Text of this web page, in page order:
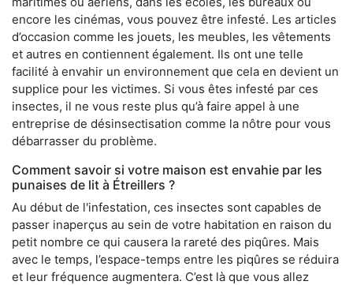
encore les cinémas, vous pouvez être infesté. Les articles
d’occasion comme les jouets, les meubles, les vêtements
et autres en contiennent également. Ils ont une telle
facilité à envahir un environnement que cela en devient un
supplice pour les victimes. Si vous êtes infesté par ces
insectes, il ne vous reste plus qu’à faire appel à une
entreprise de désinsectisation comme la nôtre pour vous
débarrasser du problème.
Comment savoir si votre maison est envahie par les
punaises de lit à Étreillers ?
Au début de l'infestation, ces insectes sont capables de
passer inaperçus au sein de votre habitation en raison du
petit nombre ce qui causera la rareté des piqûres. Mais
avec le temps, l’espace-temps entre les piqûres se réduira
et leur fréquence augmentera. C’est là que vous allez